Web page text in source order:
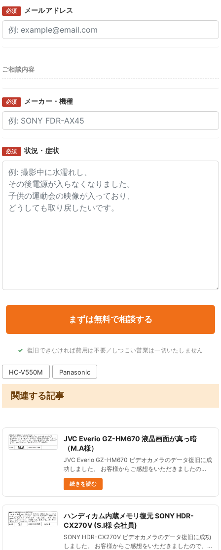
必須 メールアドレス
ご相談内容
必須 メーカー・機種
必須 状況・症状
復旧できなければ費用は不要／しつこい営業は一切いたしません
HC-V550M Panasonic
関連する記事
JVC Everio GZ-HM670 液晶画面が真っ暗
（M.A様）
JVC Everio GZ-HM670 ビデオカメラのデータ復旧に成
功しました。 お客様からご感想をいただきましたの
で、ご紹介します。 あきらめかけていたデータが復元
できて、とても嬉しかったです。 忘れかけていた思い
出が......
続きを読む
ハンディカム内蔵メモリ復元 SONY HDR-
CX270V (S.I様 会社員)
SONY HDR-CX270V ビデオカメラのデータ復旧に成功
しました。 お客様からご感想をいただきましたので、